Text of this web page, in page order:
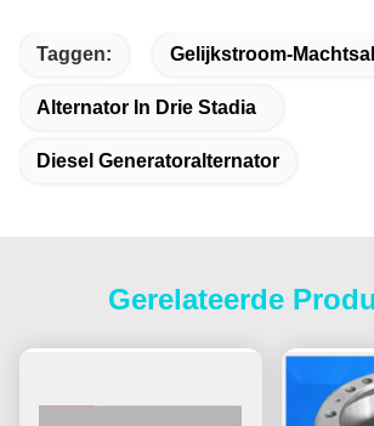
Taggen: Gelijkstroom-
Alternator In Drie Stadia
Diesel Generatoralternator
Gerelateerde